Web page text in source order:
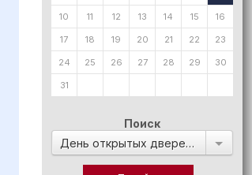
10 11 12 13 14 15 16
17 18 19 20 21 22 23
24 25 26 27 28 29 30
31
Поиск
День открытых дверей в: